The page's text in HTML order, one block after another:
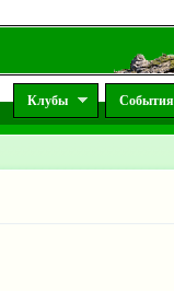
Клубы События